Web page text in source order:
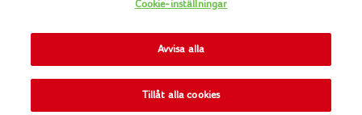
FINDUS
NOMAD FOODS
Cookie-inställningar
Avvisa alla
Tillåt alla cookies